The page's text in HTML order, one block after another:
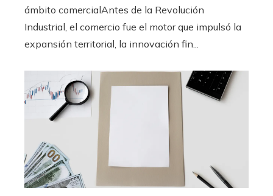
ámbito comercialAntes de la Revolución
Industrial, el comercio fue el motor que impulsó la
expansión territorial, la innovación fin...